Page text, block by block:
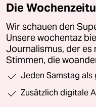
Die
Wir schauen den
Unsere wochentaz
Journalismus, der es
Stimmen, die
Jeden Samstag als
Zusätzlich digitale